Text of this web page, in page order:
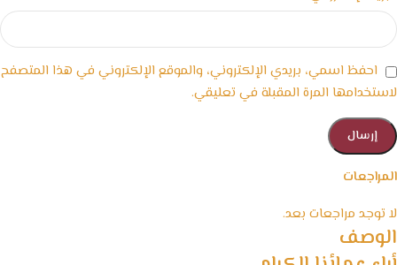
المراجعات
لا توجد مراجعات بعد.
احفظ اسمي، بريدي الإلكتروني، والموقع الإلكتروني في هذا المتصفح
لاستخدامها المرة المقبلة في تعليقي.
الوصف